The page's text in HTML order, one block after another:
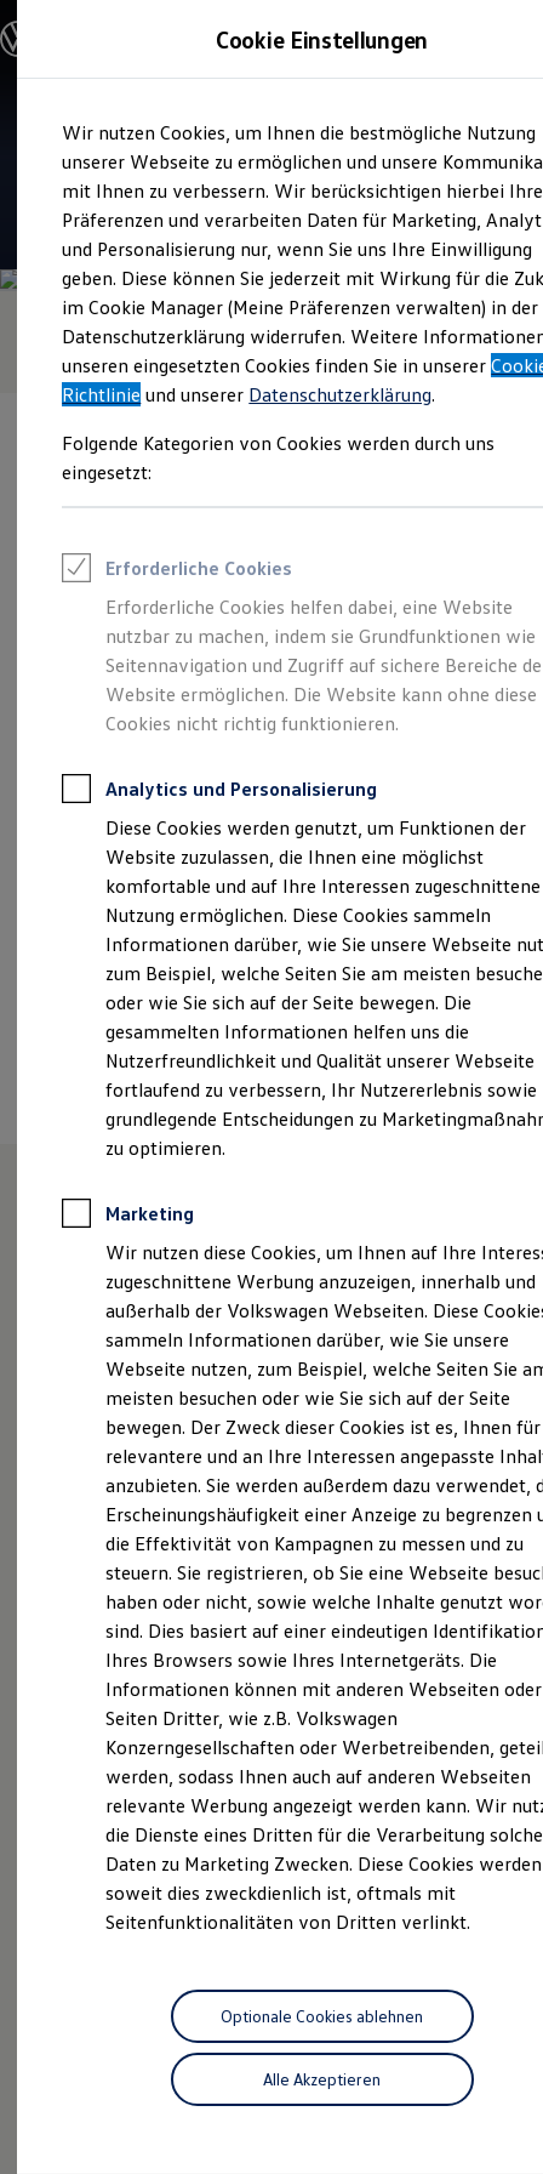
Hauptinhalt
springen
Footer
springen
Modelle & Konfigurator
Nutzfahrzeugkategorien entdecken
Modelle konfigurieren
Vorgängermodelle und Oldtimer
Vorgängermodelle
Oldtimer
Bulli Historie
Branchenlösungen & Gewerbekunden
Umbaulösungen und Hersteller finden
Auf- und Umbauten entdecken & konfigurieren
Groß- und Sonderkunden
Großkunden
Kommunen & Behörden
Journalisten
Sportvereine
Branchenlösungen
Gewerbliche Personenbeförderung
Service & mobile Werkstätten
Kühlfahrzeuge
ONE Business ID Vorteile
Fahrzeugsuche & Marktplatz
Fahrzeugsuche
Fahrzeuge online kaufen
Digitaler Marktplatz
Kauf & Finanzierung
Online-Fahrzeugbewertung
Aktionen & Angebote
Für Gewerbekunden
Profi Paket
TopDeal
Gebrauchtwagen
ProfiPartner für Gebrauchtwagen
Zertifizierte Gebrauchtwagen
Finanzierung
Für Privatkunden
Für Gewerbekunden
Leasing
Für Privatkunden
Für Gewerbekunden
Versicherungen & Garantien
Garantien
Kfz-Versicherung für Nutzfahrzeuge
Restschuldversicherung
Wartungsverträge
Besitzer & Service
Sommer-Special
Reparatur, Pflege & Inspektion
Servicetermin anfragen
Service-Vorteile bei Volkswagen Nutzfahrzeuge
Economy Service
Räder & Reifen Service
Ersatzfahrzeuge
Notdienst und Pannenhilfe
Software, Konnektivität & Apps
California App
VW Connect für Ihren ID. Buzz
VW Connect für Ihren Transporter/Caravelle
VW Connect für Ihren Amarok
VW Connect für andere Modelle
Connect Pro
Fleet Interface Data
Multistop Pathfinder
Übersicht Software Updates
Hilfreiches für Besitzer
Fahrerassistenz- und Sicherheitssysteme
Kontrollleuchten
Kurzfahrprofile und Ölverdünnung
Batterieverordnung
XTL-Dieselkraftstoff
Ersatzteile und Betriebsflüssigkeiten
Original Zubehör und Lifestyle Produkte
myVolkswagen Business
Elektrisch & Autonom
Elektro - & Hybridfahrzeuge
Klimafreundlicher Strom
Ladezeitensimulator
Ladelösungen für Privatkunden
Ladelösungen für Gewerbekunden
Wallbox und Ladekabel
Bidirektionales Laden
Förderung & Kosten der Elektrofahrzeuge
Verkauf und Service
Auto-Müller
4.7| 120 Bewertungen
Hessenstraße 1, 35625 Hüttenberg
info@auto-mueller-online.de
+49 6441 97970
Samstag
12:00
Ansprechpartner
Termin vereinbaren
Herzlich Willkommen bei
Auto-Müller in Hüttenberg.
Für uns als langjähriges Familienunternehmen steht
der Mensch im Mittelpunkt. Nachhaltiger Erfolg und
menschliches Handeln sind für uns unabdingbar
miteinander verbunden. Der familiäre Umgang mit
unseren Kundinnen und Kunden, zukunftsorientierte
Entscheidungen und einen schonenden Umgang mit
unseren natürlichen Ressourcen haben für uns einen
sehr hohen Stellenwert. Wir sind Ihr vertrauensvoller
Ansprechpartner rund um Ihr Fahrzeug. Familiär –
vertrauensvoll – nachhaltig. Wir freuen uns auf Ihren
Besuch.
Das sind unsere Leistungen
NeuwagenNutzfahrzeuge
Neuwagen Caddy - Multivan -
California
ID.Buzz
Service
ZertifizierteGebrauchtwagen
Cookie Einstellungen
Wir nutzen Cookies, um Ihnen die bestmögliche Nutzung
unserer Webseite zu ermöglichen und unsere
mit Ihnen zu verbessern. Wir berücksichtigen hierbei Ihre
Präferenzen und verarbeiten Daten für Marketing,
und Personalisierung nur, wenn Sie uns Ihre Einwilligung
geben. Diese können Sie jederzeit mit Wirkung für die
im Cookie Manager (Meine Präferenzen verwalten) in der
Datenschutzerklärung widerrufen. Weitere
unseren eingesetzten Cookies finden Sie in unserer
Richtlinie und unserer Datenschutzerklärung.
Folgende Kategorien von Cookies werden durch uns
eingesetzt:
Erforderliche Cookies
Erforderliche Cookies helfen dabei, eine Website
nutzbar zu machen, indem sie Grundfunktionen wie
Seitennavigation und Zugriff auf sichere Bereiche
Website ermöglichen. Die Website kann ohne diese
Cookies nicht richtig funktionieren.
Analytics und Personalisierung
Diese Cookies werden genutzt, um Funktionen der
Website zuzulassen, die Ihnen eine möglichst
komfortable und auf Ihre Interessen zugeschnittene
Nutzung ermöglichen. Diese Cookies sammeln
Informationen darüber, wie Sie unsere Webseite
zum Beispiel, welche Seiten Sie am meisten
oder wie Sie sich auf der Seite bewegen. Die
gesammelten Informationen helfen uns die
Nutzerfreundlichkeit und Qualität unserer Webseite
fortlaufend zu verbessern, Ihr Nutzererlebnis sowie
grundlegende Entscheidungen zu
zu optimieren.
Marketing
Wir nutzen diese Cookies, um Ihnen auf Ihre
zugeschnittene Werbung anzuzeigen, innerhalb und
außerhalb der Volkswagen Webseiten. Diese
sammeln Informationen darüber, wie Sie unsere
Webseite nutzen, zum Beispiel, welche Seiten Sie
meisten besuchen oder wie Sie sich auf der Seite
bewegen. Der Zweck dieser Cookies ist es, Ihnen für
relevantere und an Ihre Interessen angepasste
anzubieten. Sie werden außerdem dazu verwendet,
Erscheinungshäufigkeit einer Anzeige zu begrenzen
die Effektivität von Kampagnen zu messen und zu
steuern. Sie registrieren, ob Sie eine Webseite
haben oder nicht, sowie welche Inhalte genutzt
sind. Dies basiert auf einer eindeutigen
Ihres Browsers sowie Ihres Internetgeräts. Die
Informationen können mit anderen Webseiten oder
Seiten Dritter, wie z.B. Volkswagen
Konzerngesellschaften oder Werbetreibenden,
werden, sodass Ihnen auch auf anderen Webseiten
relevante Werbung angezeigt werden kann. Wir
die Dienste eines Dritten für die Verarbeitung
Daten zu Marketing Zwecken. Diese Cookies
soweit dies zweckdienlich ist, oftmals mit
Seitenfunktionalitäten von Dritten verlinkt.
Alle Akzeptieren
Optionale Cookies ablehnen